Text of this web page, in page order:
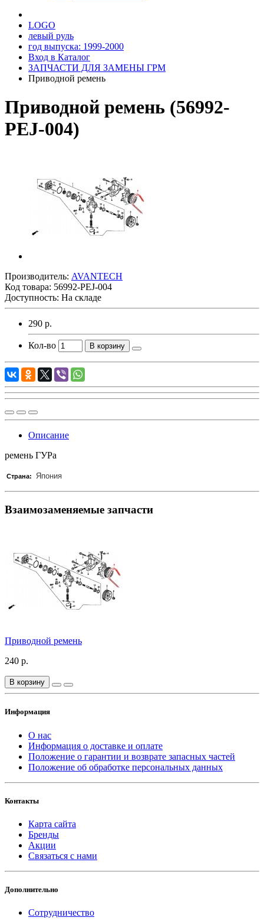
LOGO
левый руль
год выпуска: 1999-2000
Вход в Каталог
ЗАПЧАСТИ ДЛЯ ЗАМЕНЫ ГРМ
Приводной ремень
Приводной ремень (56992-
PEJ-004)
Производитель: AVANTECH
Код товара: 56992-PEJ-004
Доступность: На складе
290 р.
Кол-во В корзину
Описание
ремень ГУРа
Страна: Япония
Взаимозаменяемые запчасти
Приводной ремень
240 р.
В корзину
Информация
О нас
Информация о доставке и оплате
Положение о гарантии и возврате запасных частей
Положение об обработке персональных данных
Контакты
Карта сайта
Бренды
Акции
Связаться с нами
Дополнительно
Сотрудничество